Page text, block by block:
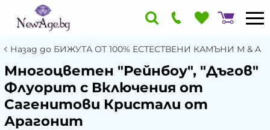
Назад до БИЖУТА ОТ 100% ЕСТЕСТВЕНИ КАМЪНИ М & A
Многоцветен "Рейнбоу", "Дъгов"
Флуорит с Включения от
Сагенитови Кристали от
Арагонит